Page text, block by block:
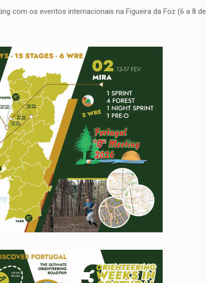
com os eventos internacionais na Figueira da Foz (6 a 8 de